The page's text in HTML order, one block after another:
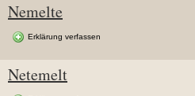
Nemelte
Erklärung verfassen
Netemelt